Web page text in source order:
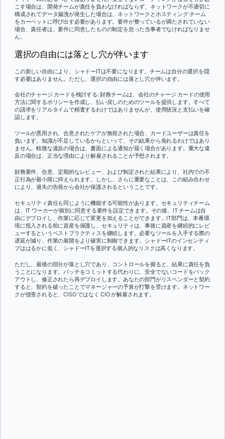
こす場合は、開発チームが責任を負わなければならず、ネットワークが不適切に
構成されてデータ漏洩が発生した場合は、ネットワークとホスティング チーム
をカーペットに呼び出す必要があります。要件が整っているが満たされていない
場合、責任者は、要件に同意したものの制定を怠った当事者でなければなりませ
ん。
選択の自由には落とし穴が伴います
この新しい自由により、シャドーITは不要になります。チームは自分の選択を隠
す必要はありません。ただし、選択の自由には落とし穴が伴います。
会社のチャージ カードを検討する: 財務チームは、会社のチャージ カードの使用
方法に関するポリシーを作成し、払い戻しのためのツールを提供します。すべて
の請求をリアルタイムで精査するわけではありませんが、使用状況と支払いを確
認します。
ツールが悪用され、合意されたケアが無視された場合、カードユーザーは責任を
負います。知識が不足しているからといって、その結果から免れるわけではあり
ません。軽微な違反の場合は、書面による通知が届く場合があります。重大な違
反の場合は、正当な理由により解雇されることが予想されます。
財務要件、合意、定期的なレビュー、および制定された結果により、社内での不
正行為が最小限に抑えられます。しかし、さらに重要なことは、この組み合わせ
により、過失の告発から会社が保護されるということです。
セキュリティ責任も同じように機能する可能性があります。セキュリティチーム
は、IT ワーカーが個別に同意する要件を設定できます。その後、IT チームは自
由にデプロイし、作業に応じて変更を加えることができます。IT部門は、本番環
境に投入される前に資産を保護し、セキュリティは、事後に資産を継続的にレビ
ューするというベストプラクティスを継続します。必要なツールを入手する際の
遅延が減り、作業の展開をより確実に制御できます。シャドーITのインセンティ
ブははるかに低く、シャドーITを選択する個人的なリスクは高くなります。
ただし、最後の部分が落とし穴であり、コントロールを握ると、結果に責任を負
うことになります。パッチをコミットする代わりに、安全でないコードをバック
アウトし、修正されたら再デプロイします。あなたの部門がリスベンダーと契約
すると、契約を破ったことでマネージャーの予算が打撃を受けます。ネットワー
クが侵害されると、CISO ではなく CIO が解雇されます。